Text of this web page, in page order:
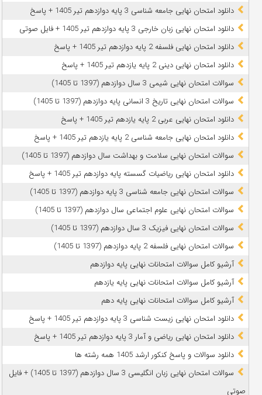
دانلود امتحان نهایی جامعه شناسی 3 پایه دوازدهم تیر 1405 + پاسخ
دانلود امتحان نهایی زبان خارجی 3 پایه دوازدهم تیر 1405 + فایل صوتی
دانلود امتحان نهایی فلسفه 2 پایه دوازدهم تیر 1405 + پاسخ
دانلود امتحان نهایی دینی 2 پایه یازدهم تیر 1405 + پاسخ
سوالات امتحان نهایی شیمی 3 سال دوازدهم (1397 تا 1405)
سوالات امتحان نهایی تاریخ 3 انسانی پایه دوازدهم (1397 تا 1405)
دانلود امتحان نهایی عربی 2 پایه یازدهم تیر 1405 + پاسخ
دانلود امتحان نهایی جامعه شناسی 2 پایه یازدهم تیر 1405 + پاسخ
سوالات امتحان نهایی سلامت و بهداشت سال دوازدهم (1397 تا 1405)
دانلود امتحان نهایی ریاضیات گسسته پایه دوازدهم تیر 1405 + پاسخ
سوالات امتحان نهایی جامعه شناسی 3 پایه دوازدهم (1397 تا 1405)
سوالات امتحان نهایی علوم اجتماعی سال دوازدهم (1397 تا 1405)
سوالات امتحان نهایی فیزیک 3 سال دوازدهم (1397 تا 1405)
سوالات امتحان نهایی فلسفه 2 پایه دوازدهم (1397 تا 1405)
آرشیو کامل سوالات امتحانات نهایی پایه دوازدهم
آرشیو کامل سوالات امتحانات نهایی پایه یازدهم
آرشیو کامل سوالات امتحانات نهایی پایه دهم
دانلود امتحان نهایی زیست شناسی 3 پایه دوازدهم تیر 1405 + پاسخ
دانلود امتحان نهایی ریاضی و آمار 3 پایه دوازدهم تیر 1405 + پاسخ
دانلود سوالات و پاسخ کنکور ارشد 1405 همه رشته ها
سوالات امتحان نهایی زبان انگلیسی 3 سال دوازدهم (1397 تا 1405) + فایل
صوتی